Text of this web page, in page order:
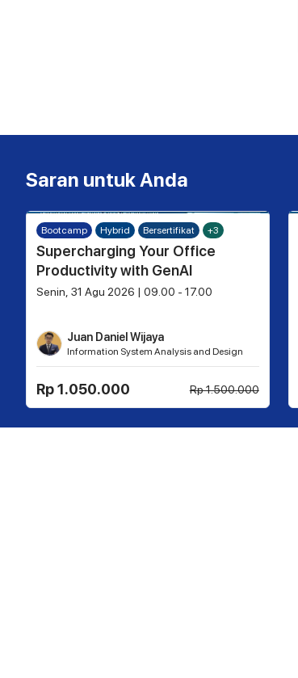
Saran untuk Anda
Bootcamp Hybrid Bersertifikat +3
Supercharging Your Office
Productivity with GenAI
Senin, 31 Agu 2026 | 09.00 - 17.00
Juan Daniel Wijaya
Information System Analysis and Design
Lecture
Rp 1.050.000 Rp 1.500.000